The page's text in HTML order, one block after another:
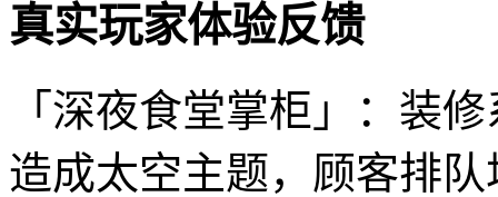
真实玩家体验反馈
「深夜食堂掌柜」：装
造成太空主题，顾客排